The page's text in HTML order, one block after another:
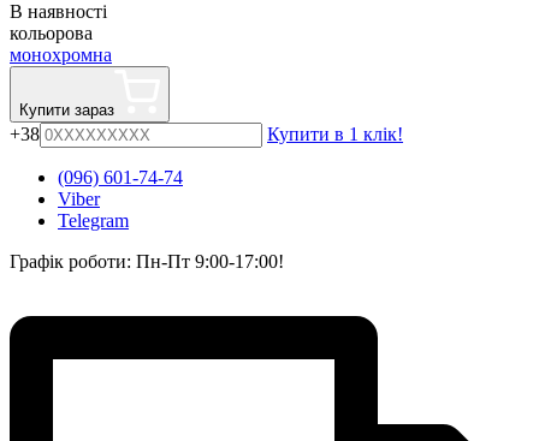
В наявності
кольорова
монохромна
Купити зараз
+38 Купити в 1 клік!
(096) 601-74-74
Viber
Telegram
Графік роботи: Пн-Пт 9:00-17:00!